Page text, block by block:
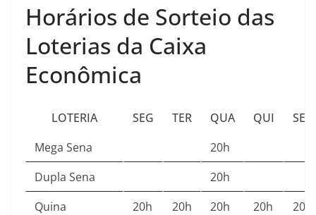
Horários de Sorteio das
Loterias da Caixa
Econômica
LOTERIA SEG TER QUA QUI
SEX
Mega Sena
20h
Dupla Sena
20h
Quina
20h 20h 20h 20h
20h